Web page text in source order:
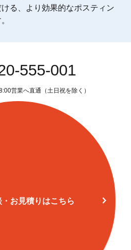
る、より効果的なポスティン
555-001
営業へ直通（土日祝を除く）
お見積りはこちら